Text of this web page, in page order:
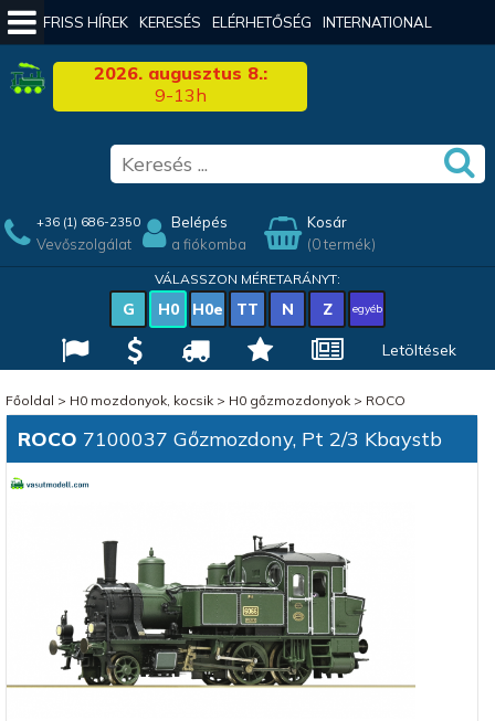
FRISS HÍREK KERESÉS ELÉRHETŐSÉG INTERNATIONAL
2026. augusztus 8.:
9-13h
+36 (1) 686-2350
Vevőszolgálat
Belépés
a fiókomba
Kosár
(0 termék)
VÁLASSZON MÉRETARÁNYT:
G H0 H0e TT N Z egyéb
Letöltések
Főoldal > H0 mozdonyok, kocsik> H0 gőzmozdonyok> ROCO
ROCO 7100037 Gőzmozdony, Pt 2/3 Kbaystb